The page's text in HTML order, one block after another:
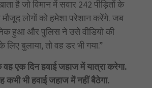
है जो विमान में सवार 242 पीड़ितों के
मौजूद लोगों को हमेशा परेशान करेंगे. जब
हुआ और पुलिस ने उसे वीडियो की
बुलाया, तो वह डर भी गया.”
एक दिन हवाई जहाज में यात्रा करेगा.
भी हवाई जहाज में नहीं बैठेगा.